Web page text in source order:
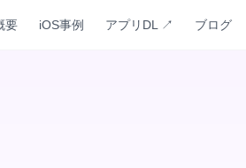
要 iOS事例 アプリDL ↗ ブログ